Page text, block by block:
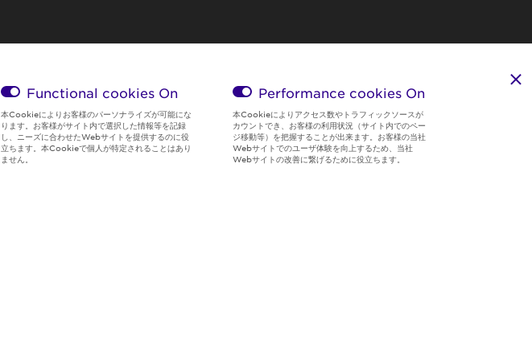
Social Media
Region & Language:
Japan | JP
Functional cookies On
本Cookieによりお客様のパーソナライズが可能にな
ります。お客様がサイト内で選択した情報等を記録
し、ニーズに合わせたWebサイトを提供するのに役
立ちます。本Cookieで個人が特定されることはあり
ません。
Performance cookies On
本Cookieによりアクセス数やトラフィックソースが
カウントでき、お客様の利用状況（サイト内でのペー
ジ移動等）を把握することが出来ます。お客様の当社
Webサイトでのユーザ体験を向上するため、当社
Webサイトの改善に繋げるために役立ちます。